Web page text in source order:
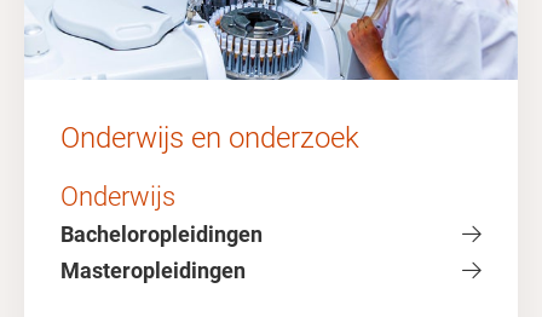
Onderwijs en onderzoek
Onderwijs
Bacheloropleidingen
Masteropleidingen